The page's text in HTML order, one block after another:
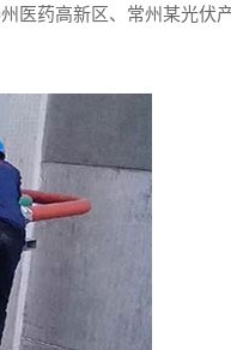
医药高新区、常州某光伏